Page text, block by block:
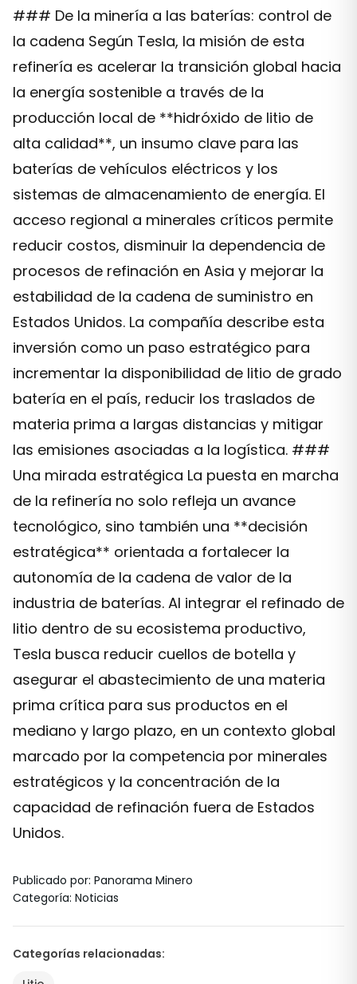
### De la minería a las baterías: control de
la cadena Según Tesla, la misión de esta
refinería es acelerar la transición global hacia
la energía sostenible a través de la
producción local de **hidróxido de litio de
alta calidad**, un insumo clave para las
baterías de vehículos eléctricos y los
sistemas de almacenamiento de energía. El
acceso regional a minerales críticos permite
reducir costos, disminuir la dependencia de
procesos de refinación en Asia y mejorar la
estabilidad de la cadena de suministro en
Estados Unidos. La compañía describe esta
inversión como un paso estratégico para
incrementar la disponibilidad de litio de grado
batería en el país, reducir los traslados de
materia prima a largas distancias y mitigar
las emisiones asociadas a la logística. ###
Una mirada estratégica La puesta en marcha
de la refinería no solo refleja un avance
tecnológico, sino también una **decisión
estratégica** orientada a fortalecer la
autonomía de la cadena de valor de la
industria de baterías. Al integrar el refinado de
litio dentro de su ecosistema productivo,
Tesla busca reducir cuellos de botella y
asegurar el abastecimiento de una materia
prima crítica para sus productos en el
mediano y largo plazo, en un contexto global
marcado por la competencia por minerales
estratégicos y la concentración de la
capacidad de refinación fuera de Estados
Unidos.
Publicado por: Panorama Minero
Categoría: Noticias
Categorías relacionadas: